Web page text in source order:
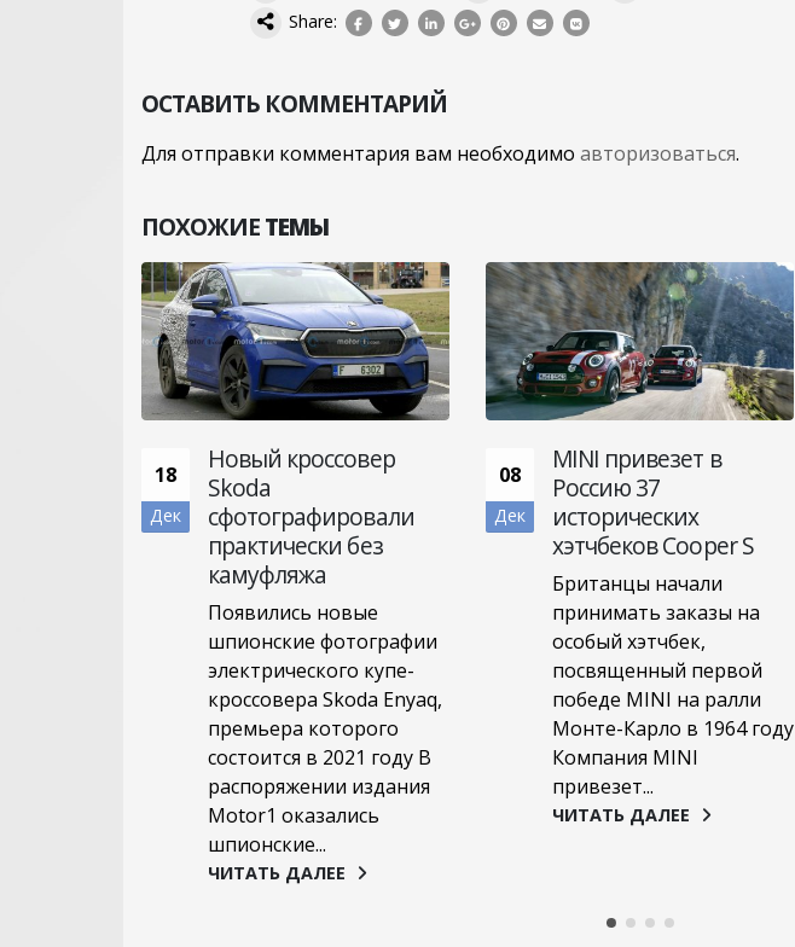
Share:
ОСТАВИТЬ КОММЕНТАРИЙ
Для отправки комментария вам необходимо авторизоваться.
ПОХОЖИЕТЕМЫ
18
Дек
Новый кроссовер
Skoda
сфотографировали
практически без
камуфляжа
Появились новые
шпионские фотографии
электрического купе-
кроссовера Skoda Enyaq,
премьера которого
состоится в 2021 году В
распоряжении издания
Motor1 оказались
шпионские...
ЧИТАТЬ ДАЛЕЕ
08
Дек
MINI привезет в
Россию 37
исторических
хэтчбеков Cooper S
Британцы начали
принимать заказы на
особый хэтчбек,
посвященный первой
победе MINI на ралли
Монте-Карло в 1964 году
Компания MINI
привезет...
ЧИТАТЬ ДАЛЕЕ